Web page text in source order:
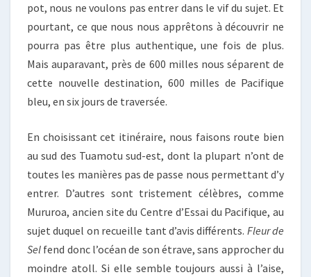
pot, nous ne voulons pas entrer dans le vif du sujet. Et
pourtant, ce que nous nous apprêtons à découvrir ne
pourra pas être plus authentique, une fois de plus.
Mais auparavant, près de 600 milles nous séparent de
cette nouvelle destination, 600 milles de Pacifique
bleu, en six jours de traversée.
En choisissant cet itinéraire, nous faisons route bien
au sud des Tuamotu sud-est, dont la plupart n’ont de
toutes les manières pas de passe nous permettant d’y
entrer. D’autres sont tristement célèbres, comme
Mururoa, ancien site du Centre d’Essai du Pacifique, au
sujet duquel on recueille tant d’avis différents. Fleur de
Sel fend donc l’océan de son étrave, sans approcher du
moindre atoll. Si elle semble toujours aussi à l’aise,